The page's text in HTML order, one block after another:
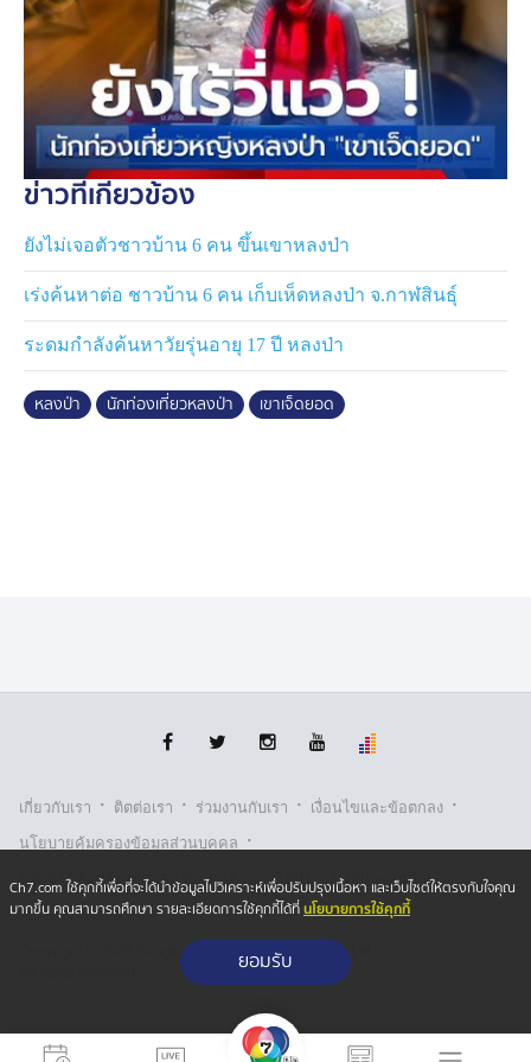
ข่าวที่เกี่ยวข้อง
ยังไม่เจอตัวชาวบ้าน 6 คน ขึ้นเขาหลงป่า
เร่งค้นหาต่อ ชาวบ้าน 6 คน เก็บเห็ดหลงป่า จ.กาฬสินธุ์
ระดมกำลังค้นหาวัยรุ่นอายุ 17 ปี หลงป่า
หลงป่า นักท่องเที่ยวหลงป่า เขาเจ็ดยอด
เกี่ยวกับเรา · ติตต่อเรา · ร่วมงานกับเรา · เงื่อนไขและข้อตกลง ·
นโยบายคุ้มครองข้อมูลส่วนบุคคล ·
นโยบายคุ้มครองข้อมูลส่วนบุคคล (ออนไลน์) · นโยบายคุกกี้ ·
รับเรื่องร้องเรียน
Copyright © 2026 Bangkok Broadcasting & T.V. Co.,Ltd.
Ch7.com ใช้คุกกี้เพื่อที่จะได้นำข้อมูลไปวิเคราะห์เพื่อปรับปรุงเนื้อหา และเว็บไซต์ให้ตรงกับใจคุณ
มากขึ้น คุณสามารถศึกษา รายละเอียดการใช้คุกกี้ได้ที่นโยบายการใช้คุกกี้
ยอมรับ